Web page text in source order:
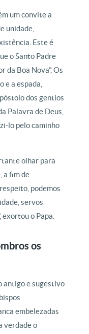
um convite a
unidade,
Este é
o Santo Padre
da Boa Nova”. Os
e a espada,
dos gentios
Palavra de Deus,
lo pelo caminho
olhar para
a fim de
podemos
servos
o Papa.
os
antigo e sugestivo
embelezadas
verdade o